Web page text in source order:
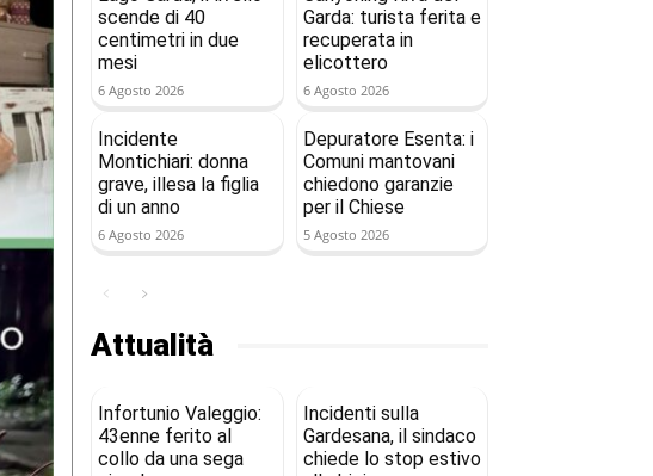
scende di 40
centimetri in due
mesi
6 Agosto 2026
Garda: turista ferita e
recuperata in
elicottero
6 Agosto 2026
Incidente
Montichiari: donna
grave, illesa la figlia
di un anno
6 Agosto 2026
Depuratore Esenta: i
Comuni mantovani
chiedono garanzie
per il Chiese
5 Agosto 2026
Attualità
Infortunio Valeggio:
43enne ferito al
collo da una sega
Incidenti sulla
Gardesana, il sindaco
chiede lo stop estivo